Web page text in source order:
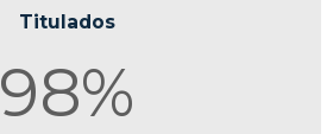
Titulados
98%